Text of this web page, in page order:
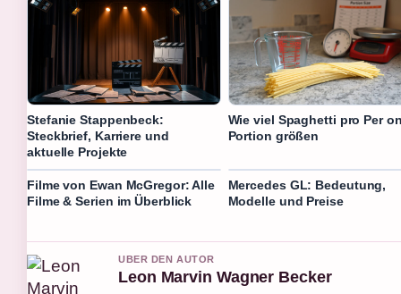
Stefanie Stappenbeck:
Steckbrief, Karriere und
aktuelle Projekte
Wie viel Spaghetti pro Per
Portion größen
Filme von Ewan McGregor: Alle
Filme & Serien im Überblick
Mercedes GL: Bedeutung,
Modelle und Preise
UBER DEN AUTOR
Leon Marvin Wagner Becker